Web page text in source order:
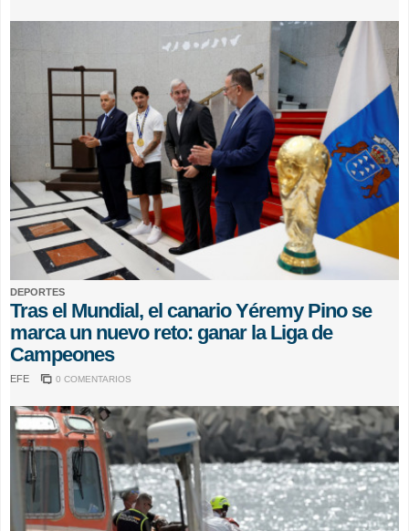
DEPORTES
Tras el Mundial, el canario Yéremy Pino se
marca un nuevo reto: ganar la Liga de
Campeones
EFE 0 COMENTARIOS